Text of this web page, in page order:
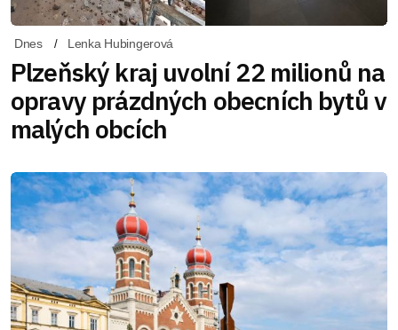
Dnes Lenka Hubingerová
Plzeňský kraj uvolní 22 milionů na
opravy prázdných obecních bytů v
malých obcích